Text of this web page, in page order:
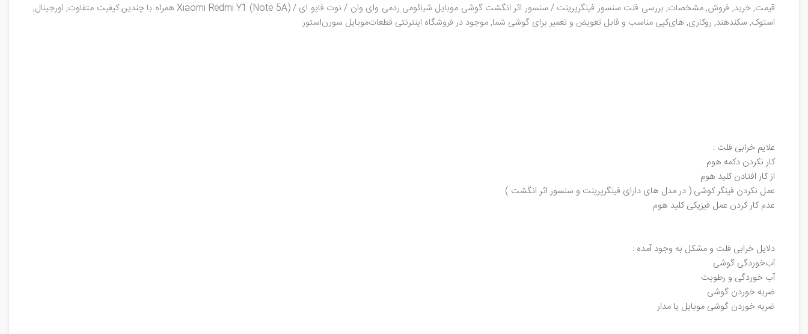
قیمت, خرید, فروش, مشخصات, بررسی فلت سنسور فینگرپرینت / سنسور اثر انگشت گوشی موبایل شیائومی ردمی وای وان / نوت فایو ای / Xiaomi Redmi Y1 (Note 5A) همراه با چندین کیفیت متفاوت, اورجینال,
استوک, سکند‌هند, روکاری, های‌کپی مناسب و قابل تعویض و تعمیر برای گوشی شما, موجود در فروشگاه اینترنتی قطعات‌موبایل سورن‌استور.
علایم خرابی فلت :
کار نکردن دکمه هوم
از کار افتادن کلید هوم
عمل نکردن فینگر کوشی ( در مدل های دارای فینگرپرینت و سنسور اثر انگشت )
عدم کار کردن عمل فیزیکی کلید هوم
دلایل خرابی فلت و مشکل به وجود آمده :
آب‌خوردگی گوشی
آب‌ خوردگی و رطوبت
ضربه خوردن گوشی
ضربه خوردن گوشی موبایل یا مدار